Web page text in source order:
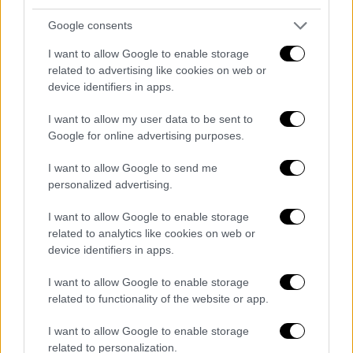
Google consents
I want to allow Google to enable storage
related to advertising like cookies on web or
device identifiers in apps.
I want to allow my user data to be sent to
Google for online advertising purposes.
I want to allow Google to send me
personalized advertising.
I want to allow Google to enable storage
related to analytics like cookies on web or
device identifiers in apps.
I want to allow Google to enable storage
related to functionality of the website or app.
I want to allow Google to enable storage
related to personalization.
Euroferry Olympia (gallery-ανάσυρση νεκρού)
ΔΙΑΒΑΣΤΕ ΕΠΙΣΗΣ
Άδωνις Γεωργιάδης: Επανέρχεται και